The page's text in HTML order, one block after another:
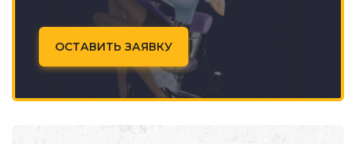
ОСТАВИТЬ ЗАЯВКУ